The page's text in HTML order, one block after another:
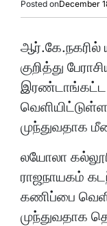
Posted onDecember
ஆர்.கே.நகரில்
குறித்து
இரண்டாங்கட்ட
முந்துவதாக
லயோலா
ராஜநாயகம்
கணிப்பை
முந்துவதாக